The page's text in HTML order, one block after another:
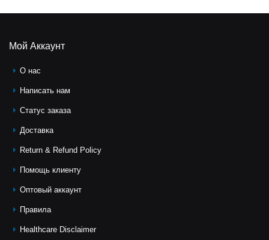
Мой Аккаунт
О нас
Написать нам
Статус заказа
Доставка
Return & Refund Policy
Помощь клиeнту
Оптовый аккаунт
Правила
Healthcare Disclaimer